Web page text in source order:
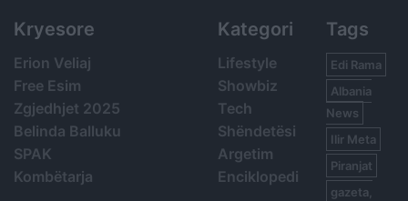
Kryesore
Erion Veliaj
Free Esim
Zgjedhjet 2025
Belinda Balluku
SPAK
Kombëtarja
Kategori
Lifestyle
Showbiz
Tech
Shëndetësi
Argetim
Enciklopedi
Tags
Edi Rama
Albania
News
Ilir Meta
Piranjat
gazeta,